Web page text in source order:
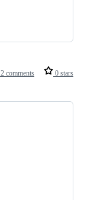
2 comments 0 stars